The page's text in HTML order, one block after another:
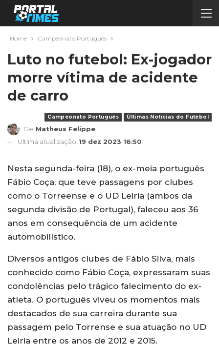
Home Campeonato Português
Luto no futebol: Ex-jogador
morre vítima de acidente
de carro
Campeonato Português Últimas Notícias do Futebol
De Matheus Felippe
Ultima atualização 19 dez 2023 16:50
Nesta segunda-feira (18), o ex-meia português
Fábio Coça, que teve passagens por clubes
como o Torreense e o UD Leiria (ambos da
segunda divisão de Portugal), faleceu aos 36
anos em consequência de um acidente
automobilístico.
Diversos antigos clubes de Fábio Silva, mais
conhecido como Fábio Coça, expressaram suas
condolências pelo trágico falecimento do ex-
atleta. O português viveu os momentos mais
destacados de sua carreira durante sua
passagem pelo Torrense e sua atuação no UD
Leiria entre os anos de 2012 e 2015.